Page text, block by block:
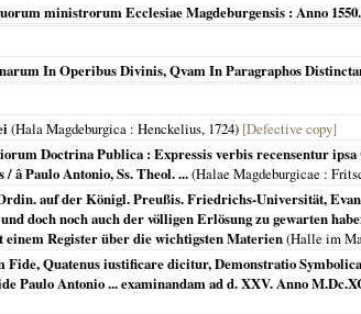
ministrorum Ecclesiae Magdeburgensis : Anno
In Operibus Divinis, Qvam In Paragraphos
(Hala Magdeburgica : Henckelius, 1724) [Defective copy]
Doctrina Publica : Expressis verbis recensentur
â Paulo Antonio, Ss. Theol. ...(Halae Magdeburgicae :
auf der Königl. Preußis. Friedrichs-Universität,
doch noch auch der völligen Erlösung zu gewarten
einem Register über die wichtigsten Materien(Halle im
Quatenus iustificare dicitur, Demonstratio
Paulo Antonio ... examinandam ad d. XXV. Anno